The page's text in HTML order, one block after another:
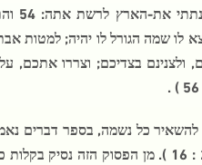
ואת
ולצנינם בצדיכם; וצררו
האלה, אשר יהוה אלהיך, נתן לך נחלה; לא תחיה כל-נשמה:" ( דברים